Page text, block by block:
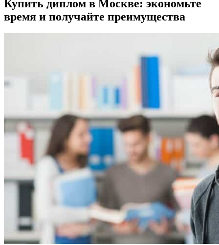
Купить диплом в Москве: экономьте
время и получайте преимущества